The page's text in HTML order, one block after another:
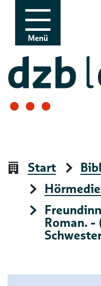
Zur Navigation
Zum Inhalt
Menü
Start
Roman.